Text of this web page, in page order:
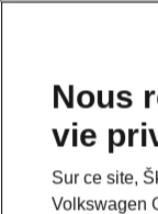
Nous
vie
Sur ce site,
Volkswagen